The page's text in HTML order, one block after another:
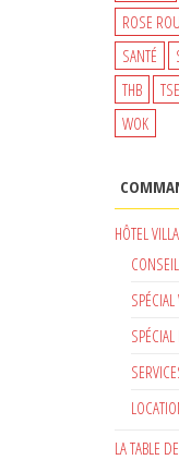
ROSE
SANTÉ
THB
WOK
HÔTEL
LA TABLE